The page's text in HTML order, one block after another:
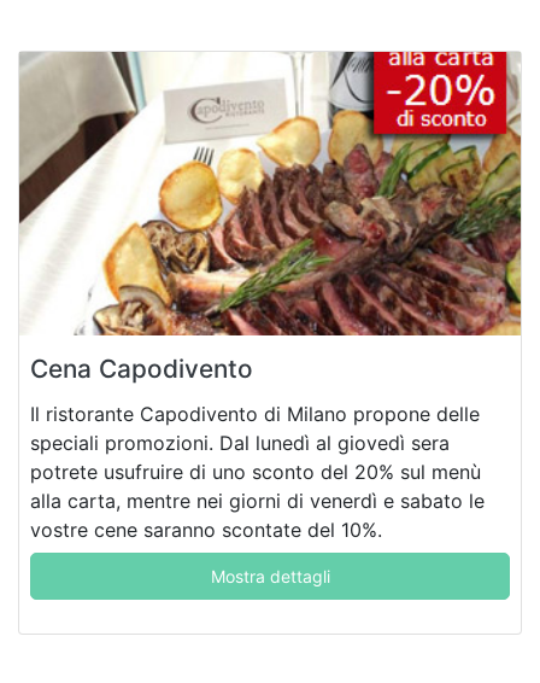
Cena Capodivento
Il ristorante Capodivento di Milano propone delle
speciali promozioni. Dal lunedì al giovedì sera
potrete usufruire di uno sconto del 20% sul menù
alla carta, mentre nei giorni di venerdì e sabato le
vostre cene saranno scontate del 10%.
Mostra dettagli